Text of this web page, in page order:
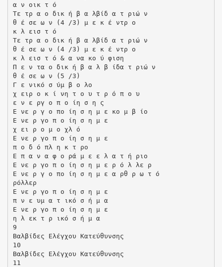
α ν οικ τ ό
Τε τρ α ο δικ ή β α λβίδ α τ ριώ ν
θ έ σε ω ν (4 /3) µ ε κ έ ντρ ο
κ λ εισ τ ό
Τε τρ α ο δικ ή β α λβίδ α τ ριώ ν
θ έ σε ω ν (4 /3) µ ε κ έ ντρ ο
κ λ εισ τ ό & α να κο ύ φιση
Π ε ν τα ο δικ ή β α λ β ίδα τ ριώ ν
θ έ σε ω ν (5 /3)
Γ ε νικό σ ύµ β ο λο
χ ειρ ο κ ί νη τ ο υ τ ρ ό π ο υ
ε ν ε ργ ο π ο ίη σ η ς
Ε νε ρ γ ο πο ίη σ η µ ε κο µ β ίο
Ε νε ρ γο π ο ίη σ η µ ε
χ ει ρ ο µ ο χλ ό
Ε νε ρ γο π ο ίη σ η µ ε
π ο δ ό πλ η κ τ ρο
Ε π α ν α φ ο ρά µ ε ε λ α τ ή ριο
Ε νε ρ γο π ο ίη σ η µ ε ρ ό λ λε ρ
Ε νε ρ γ ο πο ίη σ η µ ε α ρθ ρ ω τ ό
ρόλλερ
Ε νε ρ γο π ο ίη σ η µ ε
π ν ε υµ α τ ικό σ ή µ α
Ε νε ρ γο π ο ίη σ η µ ε
η λ εκ τ ρ ικό σ ή µ α
9
Βαλβίδες Ελέγχου Κατεύθυνσης
10
Βαλβίδες Ελέγχου Κατεύθυνσης
11